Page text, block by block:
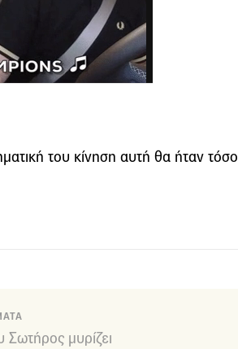
του κίνηση αυτή θα ήταν τόσο
Σωτήρος μυρίζει